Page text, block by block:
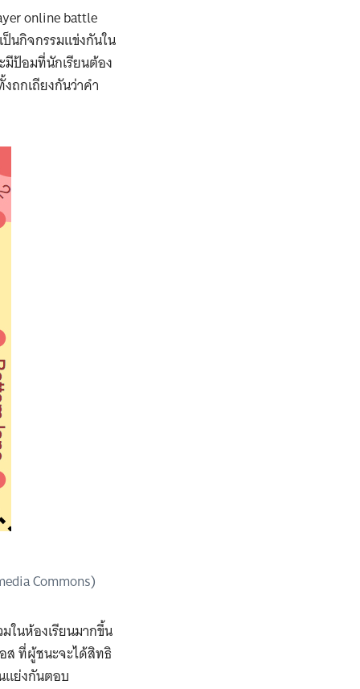
online battle
นกิจกรรมแข่งกันใน
มีป้อมที่นักเรียนต้อง
ถกเถียงกันว่าคำ
Commons)
ในห้องเรียนมากขึ้น
อส ที่ผู้ชนะจะได้สิทธิ
แย่งกันตอบ